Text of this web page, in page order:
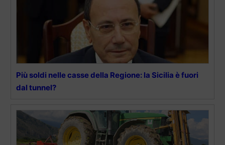
Più soldi nelle casse della Regione: la Sicilia è fuori
dal tunnel?